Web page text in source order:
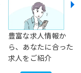
豊富な求人情報か
ら、あなたに合った
求人をご紹介